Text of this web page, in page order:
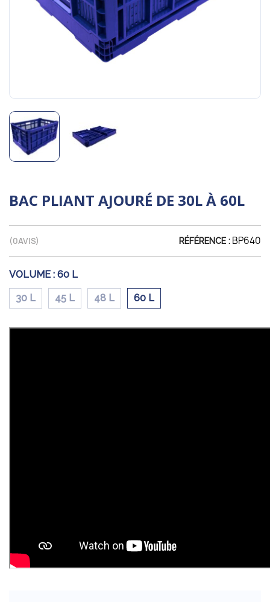
BAC PLIANT AJOURÉ DE 30L À 60L
(0AVIS) RÉFÉRENCE : BP640
VOLUME : 60 L
30 L 45 L 48 L 60 L